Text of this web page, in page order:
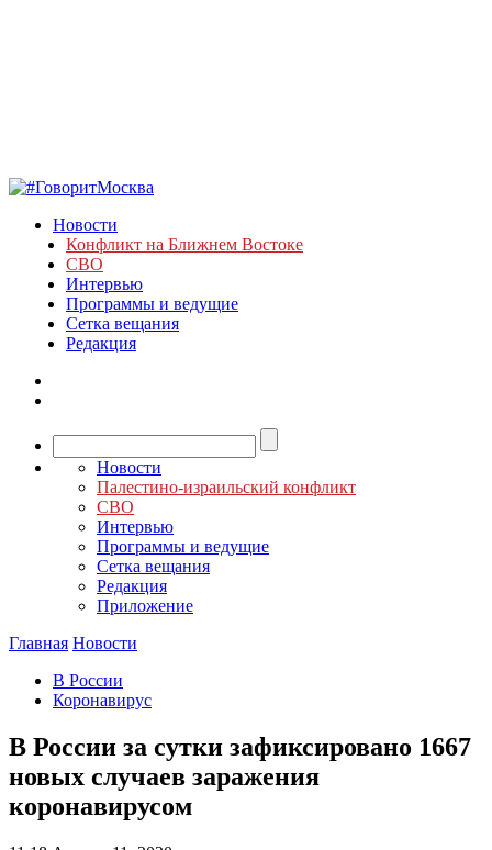
Новости
Конфликт на Ближнем Востоке
СВО
Интервью
Программы и ведущие
Сетка вещания
Редакция
Новости
Палестино-израильский конфликт
СВО
Интервью
Программы и ведущие
Сетка вещания
Редакция
Приложение
Главная Новости
В России
Коронавирус
В России за сутки зафиксировано 1667
новых случаев заражения
коронавирусом